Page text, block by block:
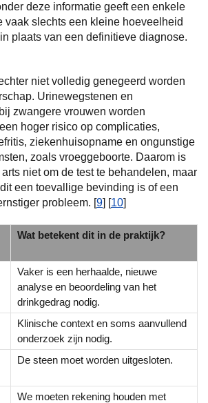
deze informatie geeft een enkele
vaak slechts een kleine hoeveelheid
plaats van een definitieve diagnose.
niet volledig genegeerd worden
Urinewegstenen en
zwangere vrouwen worden
hoger risico op complicaties,
ziekenhuisopname en ongunstige
zoals vroeggeboorte. Daarom is
niet om de test te behandelen, maar
een toevallige bevinding is of een
probleem. [9] [10]
Wat betekent dit in de praktijk?
Vaker is een herhaalde, nieuwe
analyse en beoordeling van het
drinkgedrag nodig.
Klinische context en soms aanvullend
onderzoek zijn nodig.
De steen moet worden uitgesloten.
We moeten rekening houden met